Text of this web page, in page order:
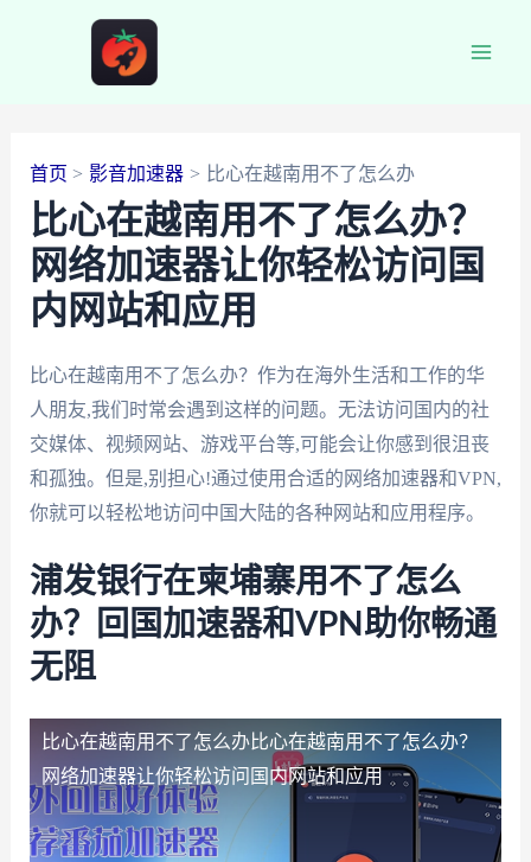
首页 影音加速器 比心在越南用不了怎么办
比心在越南用不了怎么办？
网络加速器让你轻松访问国
内网站和应用
比心在越南用不了怎么办？作为在海外生活和工作的华
人朋友,我们时常会遇到这样的问题。无法访问国内的社
交媒体、视频网站、游戏平台等,可能会让你感到很沮丧
和孤独。但是,别担心!通过使用合适的网络加速器和VPN,
你就可以轻松地访问中国大陆的各种网站和应用程序。
浦发银行在柬埔寨用不了怎么
办？回国加速器和VPN助你畅通
无阻
比心在越南用不了怎么办比心在越南用不了怎么办？
网络加速器让你轻松访问国内网站和应用